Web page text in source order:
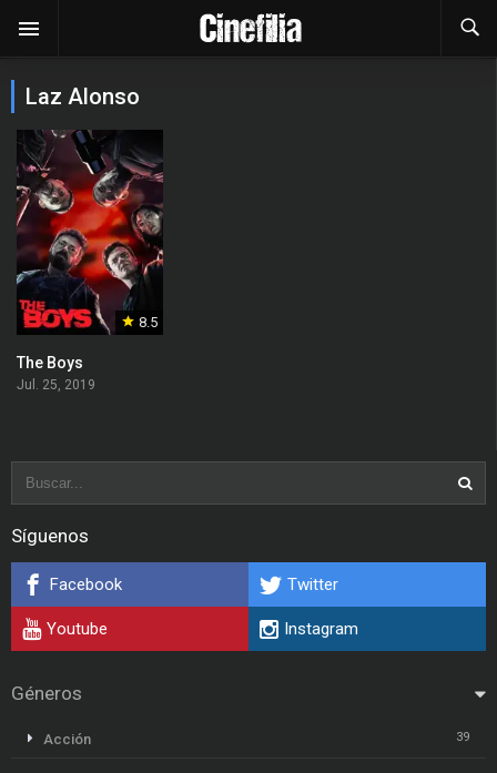
Laz Alonso
8.5
The Boys
Jul. 25, 2019
Síguenos
Facebook Twitter
Youtube Instagram
Géneros
Acción 39